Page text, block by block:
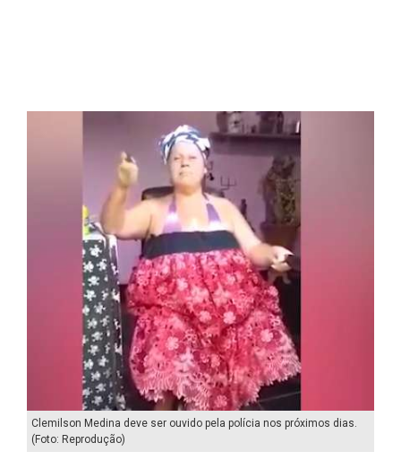
Clemilson Medina deve ser ouvido pela polícia nos próximos dias.
(Foto: Reprodução)